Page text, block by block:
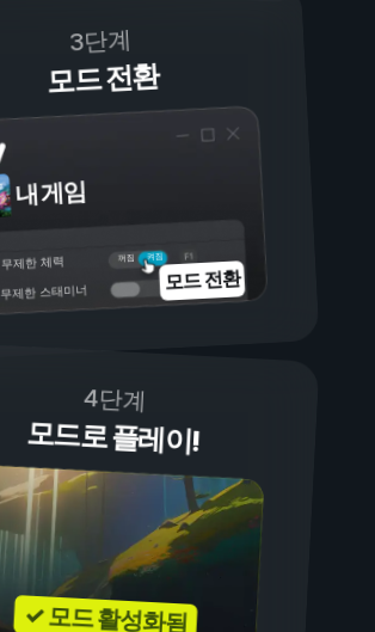
3단계
모드 전환
내 게임
켜짐
꺼짐
무제한 체력
무제한 스태미너 모드 전환
4단계
모드로 플레이!
✓ 모드 활성화됨